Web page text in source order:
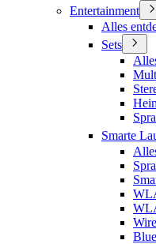
Entertainment
Alles
Sets
Smarte